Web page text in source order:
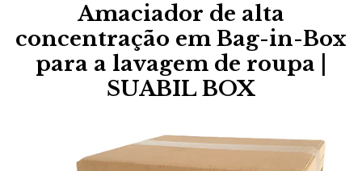
Amaciador de alta
concentração em Bag-in-Box
para a lavagem de roupa |
SUABIL BOX